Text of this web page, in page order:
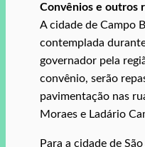
Convênios e outros
A cidade de Campo
contemplada
governador pela
convênio, serão
pavimentação nas
Moraes e Ladário
Para a cidade de